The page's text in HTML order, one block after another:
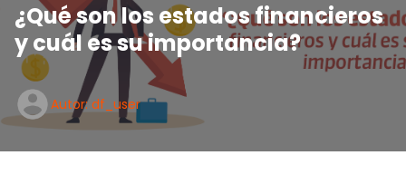
¿Qué son los estados financieros
y cuál es su importancia?
Autor: df_user